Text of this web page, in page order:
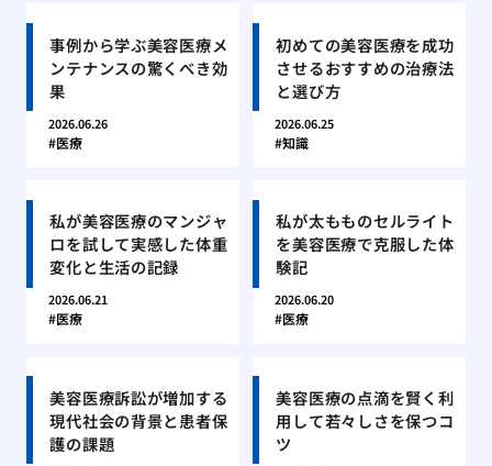
事例から学ぶ美容医療メ
ンテナンスの驚くべき効
果
2026.06.26
医療
初めての美容医療を成功
させるおすすめの治療法
と選び方
2026.06.25
知識
私が美容医療のマンジャ
ロを試して実感した体重
変化と生活の記録
2026.06.21
医療
私が太もものセルライト
を美容医療で克服した体
験記
2026.06.20
医療
美容医療訴訟が増加する
現代社会の背景と患者保
護の課題
美容医療の点滴を賢く利
用して若々しさを保つコ
ツ